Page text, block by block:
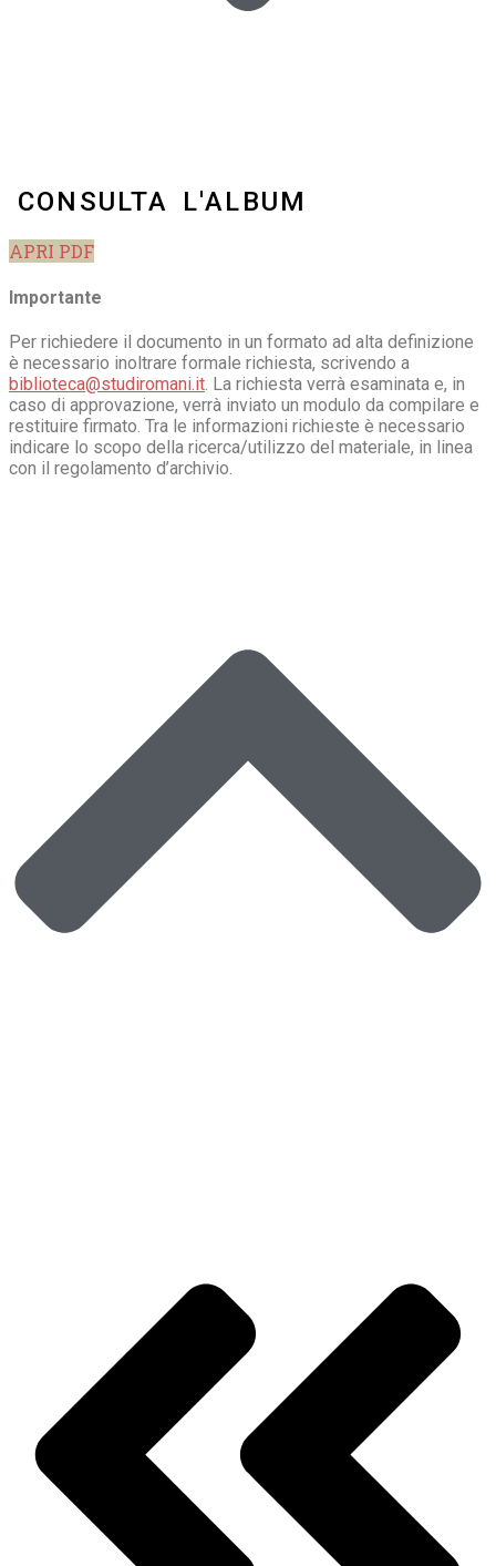
CONSULTA L'ALBUM
APRI PDF
Importante
Per richiedere il documento in un formato ad alta definizione
è necessario inoltrare formale richiesta, scrivendo a
biblioteca@studiromani.it. La richiesta verrà esaminata e, in
caso di approvazione, verrà inviato un modulo da compilare e
restituire firmato. Tra le informazioni richieste è necessario
indicare lo scopo della ricerca/utilizzo del materiale, in linea
con il regolamento d’archivio.